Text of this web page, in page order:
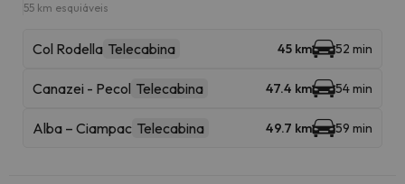
55 km esquiáveis
Col Rodella Telecabina 45 km 52 min
Canazei - Pecol Telecabina 47.4 km 54 min
Alba – Ciampac Telecabina 49.7 km 59 min